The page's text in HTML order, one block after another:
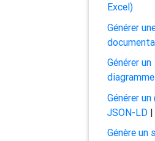
Excel)
Générer
Générer un
Générer
JSON-LD|
Génère un